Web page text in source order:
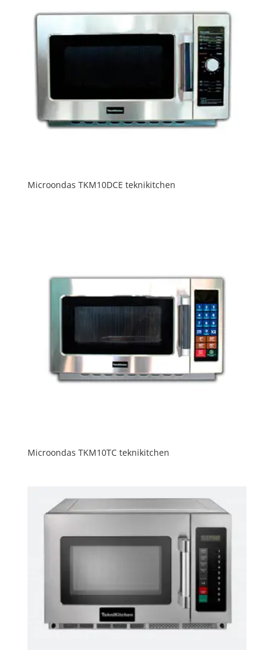
Microondas TKM10DCE teknikitchen
Microondas TKM10TC teknikitchen